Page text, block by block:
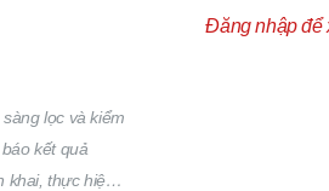
kết quả
khai, thực hiện
Đăng nhập để